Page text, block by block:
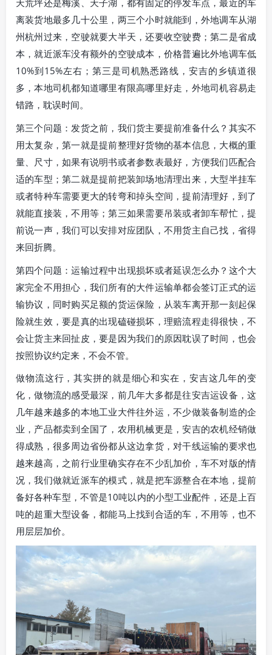
天荒坪还是梅溪、天子湖，都有固定的停发车点，最近的车
离装货地最多几十公里，两三个小时就能到，外地调车从湖
州杭州过来，空驶就要大半天，还要收空驶费；第二是省成
本，就近派车没有额外的空驶成本，价格普遍比外地调车低
10%到15%左右；第三是司机熟悉路线，安吉的乡镇道很
多，本地司机都知道哪里有限高哪里好走，外地司机容易走
错路，耽误时间。
第三个问题：发货之前，我们货主要提前准备什么？其实不
用太复杂，第一就是提前整理好货物的基本信息，大概的重
量、尺寸，如果有说明书或者参数表最好，方便我们匹配合
适的车型；第二就是提前把装卸场地清理出来，大型半挂车
或者特种车需要更大的转弯和掉头空间，提前清理好，到了
就能直接装，不用等；第三如果需要吊装或者卸车帮忙，提
前说一声，我们可以安排对应团队，不用货主自己找，省得
来回折腾。
第四个问题：运输过程中出现损坏或者延误怎么办？这个大
家完全不用担心，我们所有的大件运输单都会签订正式的运
输协议，同时购买足额的货运保险，从装车离开那一刻起保
险就生效，要是真的出现磕碰损坏，理赔流程走得很快，不
会让货主来回扯皮，要是因为我们的原因耽误了时间，也会
按照协议约定来，不会不管。
做物流这行，其实拼的就是细心和实在，安吉这几年的变
化，做物流的感受最深，前几年大多都是往安吉运设备，这
几年越来越多的本地工业大件往外运，不少做装备制造的企
业，产品都卖到全国了，农用机械更是，安吉的农机经销做
得成熟，很多周边省份都从这边拿货，对干线运输的要求也
越来越高，之前行业里确实存在不少乱加价，车不对版的情
况，我们做就近派车的模式，就是把车源整合在本地，提前
备好各种车型，不管是10吨以内的小型工业配件，还是上百
吨的超重大型设备，都能马上找到合适的车，不用等，也不
用层层加价。